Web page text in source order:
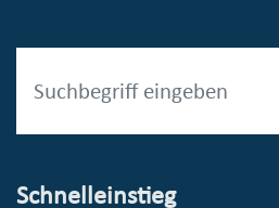
Schnelleinstieg